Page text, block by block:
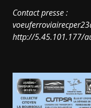
Contact presse :
http://5.45.101.177/